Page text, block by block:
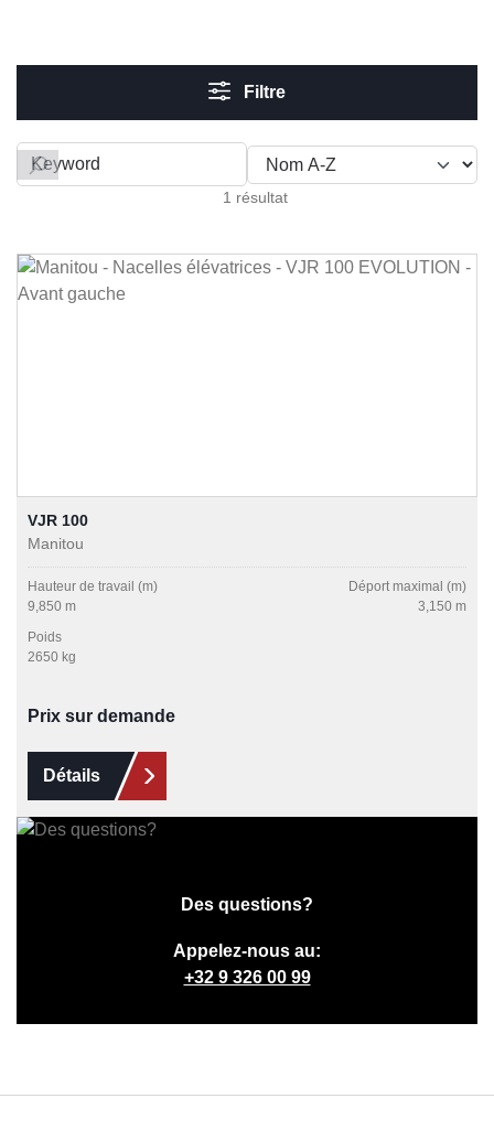
Filtre
1 résultat
Filter by
Des questions?
Appelez-nous au:
+32 9 326 00 99
VJR 100
Manitou
Hauteur de travail (m)
9,850 m
Déport maximal (m)
3,150 m
Poids
2650 kg
Prix sur demande
Détails